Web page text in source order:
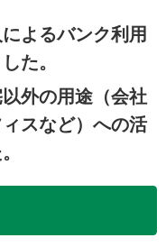
よるバンク利用
た。
外の用途（会社
スなど）への活